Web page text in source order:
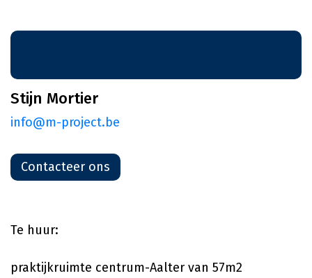
Stijn Mortier
info@m-project.be
Contacteer ons
Te huur:
praktijkruimte centrum-Aalter van 57m2